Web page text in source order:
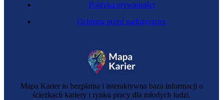
Mapa Karier to bezpłatna i interaktywna baza informacji o
ścieżkach kariery i rynku pracy dla młodych ludzi.
Polityka prywatności
Ochrona przed nadużyciami